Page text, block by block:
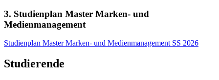
3. Studienplan Master Marken- und
Medienmanagement
Studienplan Master Marken- und Medienmanagement SS 2026
Studierende